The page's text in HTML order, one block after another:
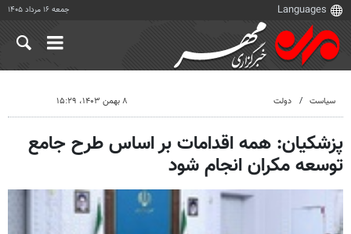
جمعه ۱۶ مرداد ۱۴۰۵
سیاست دولت ۸ بهمن ۱۴۰۳، ۱۵:۲۹
پزشکیان: همه اقدامات بر اساس طرح جامع
توسعه مکران انجام شود